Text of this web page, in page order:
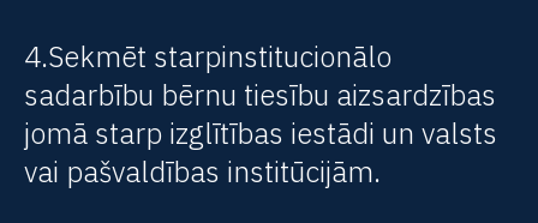
4.Sekmēt starpinstitucionālo
sadarbību bērnu tiesību aizsardzības
jomā starp izglītības iestādi un valsts
vai pašvaldības institūcijām.